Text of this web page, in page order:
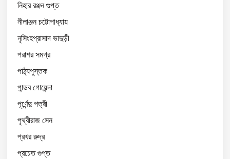
নিহার রঞ্জন গুপ্ত
নীলাঞ্জন চট্টোপাধ্যায়
নৃসিংহপ্রাসাদ ভাদুড়ী
পরাশর সমগ্র
পাঠ্যপুস্তক
পান্ডব গোয়েন্দা
পূর্ণেন্দু পত্রী
পৃথ্বীরাজ সেন
প্রখর রুদ্র
প্রচেত গুপ্ত